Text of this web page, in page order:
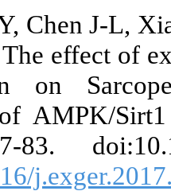
39. Liao Z-Y,
Pu D, et al.
regulation of
[